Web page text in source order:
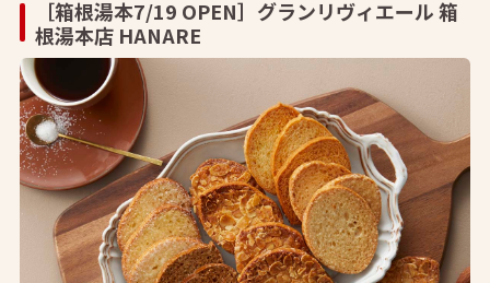
［箱根湯本7/19 OPEN］グランリヴィエール 箱
根湯本店 HANARE